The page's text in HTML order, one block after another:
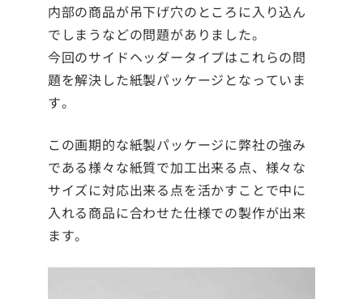
内部の商品が吊下げ穴のところに入り込ん
でしまうなどの問題がありました。
今回のサイドヘッダータイプはこれらの問
題を解決した紙製パッケージとなっていま
す。
この画期的な紙製パッケージに弊社の強み
である様々な紙質で加工出来る点、様々な
サイズに対応出来る点を活かすことで中に
入れる商品に合わせた仕様での製作が出来
ます。